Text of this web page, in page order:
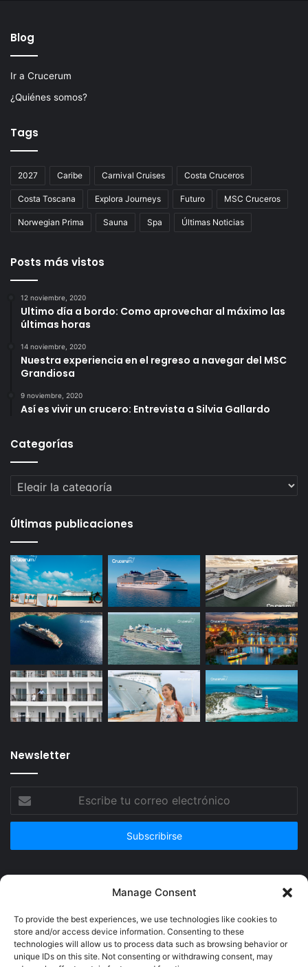
Manage Consent
To provide the best experiences, we use technologies like cookies to
store and/or access device information. Consenting to these
technologies will allow us to process data such as browsing behavior or
unique IDs on this site. Not consenting or withdrawing consent, may
Blog
Ir a Crucerum
¿Quiénes somos?
Tags
2027 Caribe Carnival Cruises Costa Cruceros
Costa Toscana Explora Journeys Futuro MSC Cruceros
Norwegian Prima Sauna Spa Últimas Noticias
Posts más vistos
12 noviembre, 2020
Ultimo día a bordo: Como aprovechar al máximo las
últimas horas
14 noviembre, 2020
Nuestra experiencia en el regreso a navegar del MSC
Grandiosa
9 noviembre, 2020
Así es vivir un crucero: Entrevista a Silvia Gallardo
Categorías
Categorías
Últimas publicaciones
Newsletter
correo